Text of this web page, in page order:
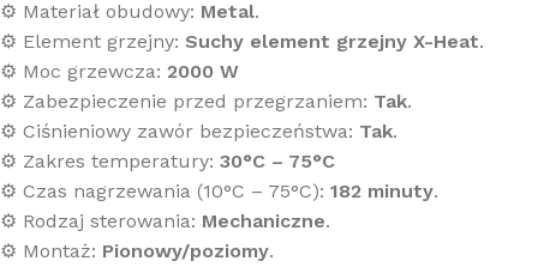
⚙️ Materiał obudowy: Metal.
⚙️ Element grzejny: Suchy element grzejny X-Heat.
⚙️ Moc grzewcza: 2000 W
⚙️ Zabezpieczenie przed przegrzaniem: Tak.
⚙️ Ciśnieniowy zawór bezpieczeństwa: Tak.
⚙️ Zakres temperatury: 30°C – 75°C
⚙️ Czas nagrzewania (10°C – 75°C): 182 minuty.
⚙️ Rodzaj sterowania: Mechaniczne.
⚙️ Montaż: Pionowy/poziomy.